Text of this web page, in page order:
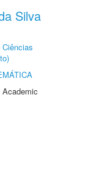
Silva